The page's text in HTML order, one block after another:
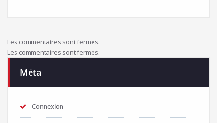
Les commentaires sont fermés.
Les commentaires sont fermés.
Méta
Connexion